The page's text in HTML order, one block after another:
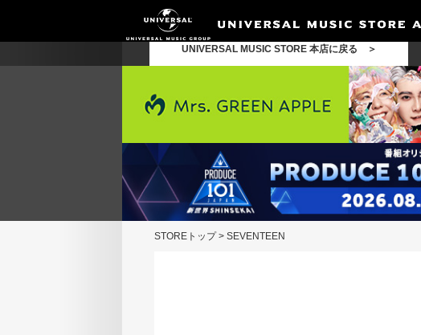
UNIVERSAL MUSIC STORE 本店に戻る ＞
STOREトップ> SEVENTEEN